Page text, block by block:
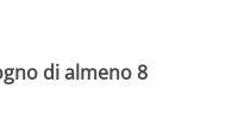
di almeno 8